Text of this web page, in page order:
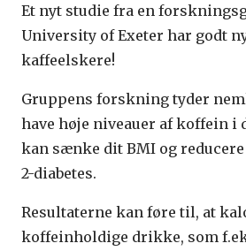
Et nyt studie fra en
University of Exeter har godt
kaffeelskere!
Gruppens forskning tyder
have høje niveauer af koffein i
kan sænke dit BMI og
2-diabetes.
Resultaterne kan føre til, at
koffeinholdige drikke, som